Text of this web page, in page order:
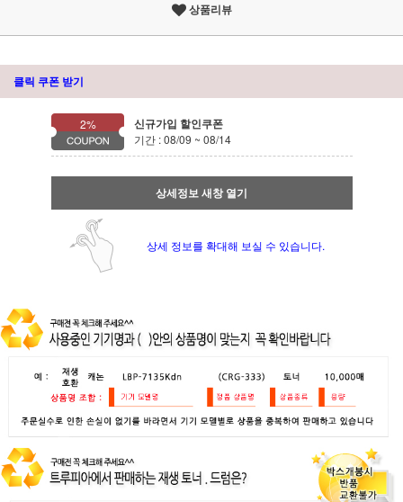
상품리뷰
클릭 쿠폰 받기
2% 신규가입 할인쿠폰
기간 : 08/09 ~ 08/14
상세정보 새창 열기
상세 정보를 확대해 보실 수 있습니다.